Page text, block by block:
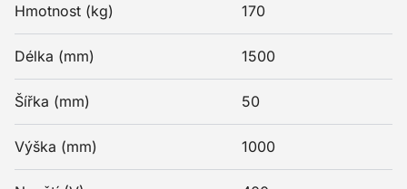
Hmotnost (kg) 170
Délka (mm) 1500
Šířka (mm) 50
Výška (mm) 1000